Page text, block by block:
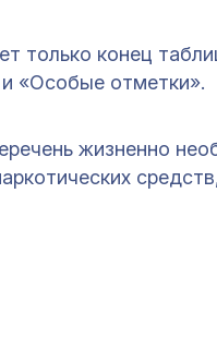
только конец
и «Особые отметки».
жизненно